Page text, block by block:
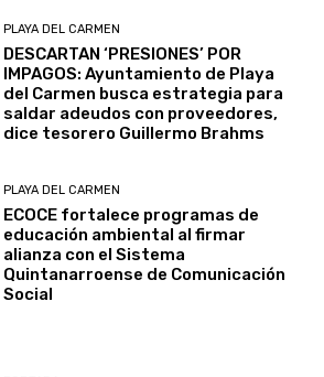
PLAYA DEL CARMEN
DESCARTAN ‘PRESIONES’ POR
IMPAGOS: Ayuntamiento de Playa
del Carmen busca estrategia para
saldar adeudos con proveedores,
dice tesorero Guillermo Brahms
PLAYA DEL CARMEN
ECOCE fortalece programas de
educación ambiental al firmar
alianza con el Sistema
Quintanarroense de Comunicación
Social